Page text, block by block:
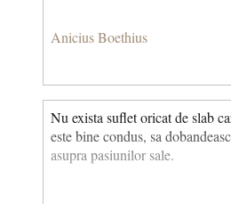
Anicius Boethius
Nu exista suflet oricat de slab
este bine condus, sa
asupra pasiunilor sale.